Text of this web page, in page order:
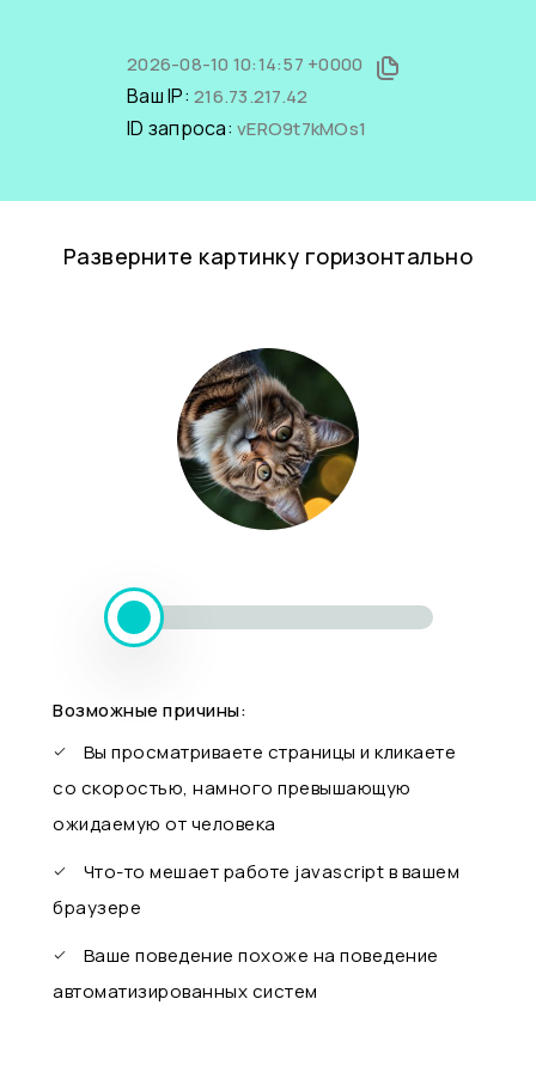
2026-08-10 10:14:57 +0000
Ваш IP: 216.73.217.42
ID запроса: vERO9t7kMOs1
Разверните картинку горизонтально
Возможные причины:
Вы просматриваете страницы и кликаете
со скоростью, намного превышающую
ожидаемую от человека
Что-то мешает работе javascript в вашем
браузере
Ваше поведение похоже на поведение
автоматизированных систем